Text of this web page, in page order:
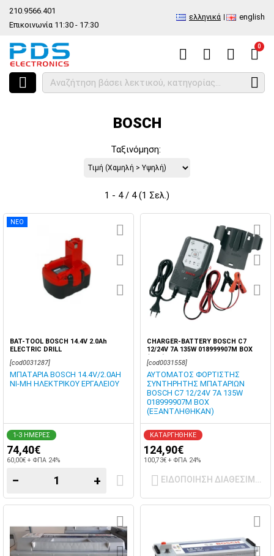
210.9566.401
Επικοινωνία 11:30 - 17:30
ελληνικά english
0
HOME Κατασκευαστές BOSCH
BOSCH
Ταξινόμηση:
1 - 4 / 4 (1 Σελ.)
ΝΕΟ
BAT-TOOL BOSCH 14.4V 2.0Ah
ELECTRIC DRILL
[cod0031287]
ΜΠΑΤΑΡΙΑ BOSCH 14.4V/2.0AH
NI-MH ΗΛΕΚΤΡΙΚΟΥ ΕΡΓΑΛΕΙΟΥ
1-3 ΗΜΕΡΕΣ
74,40€
60,00€ + ΦΠΑ 24%
− +
CHARGER-BATTERY BOSCH C7
12/24V 7A 135W 018999907M BOX
(END)
[cod0031558]
ΑΥΤΟΜΑΤΟΣ ΦΟΡΤΙΣΤΗΣ
ΣΥΝΤΗΡΗΤΗΣ ΜΠΑΤΑΡΙΩΝ
BOSCH C7 12/24V 7A 135W
018999907M BOX
(ΕΞΑΝΤΛΗΘΗΚΑΝ)
ΚΑΤΑΡΓΗΘΗΚΕ
124,90€
100,73€ + ΦΠΑ 24%
ΕΙΔΟΠΟΙΗΣΗ